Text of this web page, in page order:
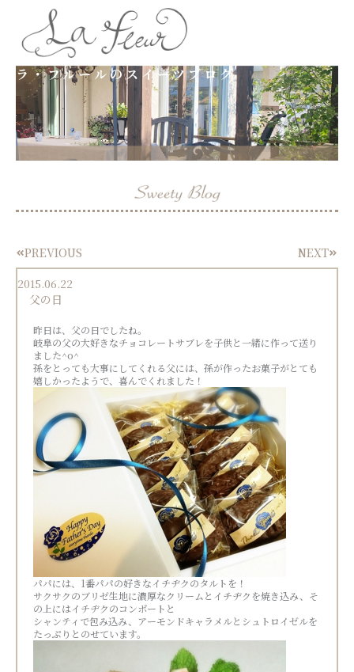
ラ・フルールのスイーツブログ
PrevPREVIOUS NEXTNext
2015.06.22
父の日
昨日は、父の日でしたね。
岐阜の父の大好きなチョコレートサブレを子供と一緒に作って送り
ました^o^
孫をとっても大事にしてくれる父には、孫が作ったお菓子がとても
嬉しかったようで、喜んでくれました！
パパには、1番パパの好きなイチヂクのタルトを！
サクサクのブリゼ生地に濃厚なクリームとイチヂクを焼き込み、そ
の上にはイチヂクのコンポートと
シャンティで包み込み、アーモンドキャラメルとシュトロイゼルを
たっぷりとのせています。